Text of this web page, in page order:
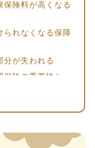
保険料が高くなる
られなくなる保障
分が失われる
保険の重要性と